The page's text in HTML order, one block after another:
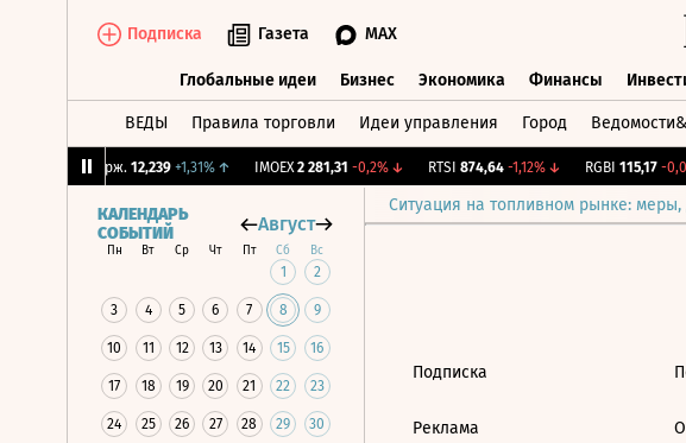
Подписка Газета MAX
Глобальные идеи Бизнес Экономика Финансы
ВЕДЫ Правила торговли Идеи управления Город Ведомости&
CNY Бирж. 12,239 +1,31%↑ IMOEX 2 281,31 -0,2%↓ RTSI 874,64 -1,12%↓ RGBI 115,17 -
Ситуация на топливном рынке:
КАЛЕНДАРЬ
СОБЫТИЙ
Август
Пн Вт Ср Чт Пт Сб Вс
1 2
3 4 5 6 7 8 9
10 11 12 13 14 15 16
17 18 19 20 21 22 23
24 25 26 27 28 29 30
Подписка
Реклама